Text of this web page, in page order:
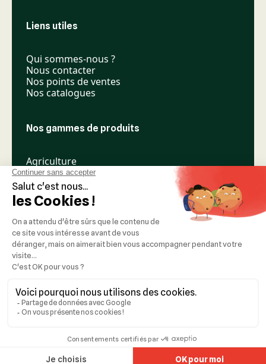
Liens utiles
Qui sommes-nous ?
Nous contacter
Nos points de ventes
Nos catalogues
Nos gammes de produits
Agriculture
Élevage
Espaces verts
Nos réseaux
Mentions légales
Idealcoms